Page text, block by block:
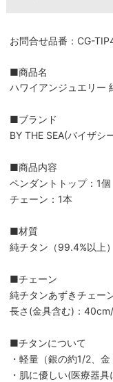
お問合せ品番：CG-
■商品名
ハワイアンジュエリー
■ブランド
BY THE SEA(バイザシ
■商品内容
ペンダントトップ：1個
チェーン：1本
■材質
純チタン（99.4%以上）
■チェーン
純チタンあずきチェー
長さ(金具含む)：
■チタンについて
・軽量（銀の約1/2、
・肌に優しい(医療器